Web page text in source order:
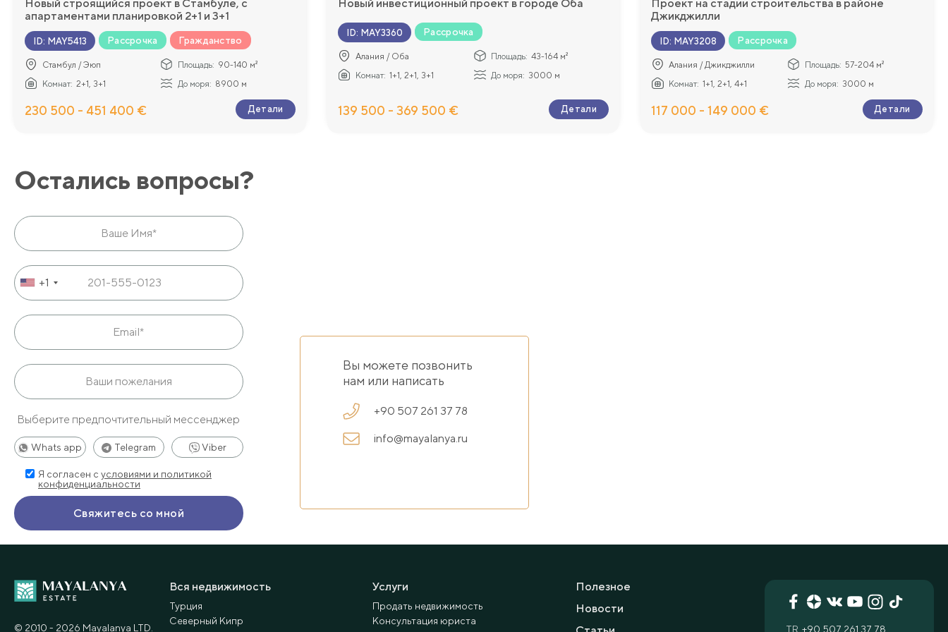
Новый строящийся проект в Стамбуле, с
апартаментами планировкой 2+1 и 3+1
ID: MAY5413 Рассрочка Гражданство
Стамбул / Эюп Площадь: 90-140 м²
Комнат: 2+1, 3+1 До моря: 8900 м
230 500 - 451 400 € Детали
Новый инвестиционный проект в городе Оба
ID: MAY3360 Рассрочка
Алания / Оба Площадь: 43-164 м²
Комнат: 1+1, 2+1, 3+1 До моря: 3000 м
139 500 - 369 500 € Детали
Проект на стадии строительства в районе
Джикджилли
ID: MAY3208 Рассрочка
Алания / Джикджилли Площадь: 57-204 м²
Комнат: 1+1, 2+1, 4+1 До моря: 3000 м
117 000 - 149 000 € Детали
Остались вопросы?
+1
Выберите предпочтительный мессенджер
Whats app Telegram Viber
Я согласен с условиями и политикой
конфиденциальности
Вы можете позвонить
нам или написать
+90 507 261 37 78
info@mayalanya.ru
Вся недвижимость
Турция
Северный Кипр
Услуги
Продать недвижимость
Консультация юриста
Полезное
Новости
TR +90 507 261 37 78
© 2010 - 2026 Мayalanya LTD.